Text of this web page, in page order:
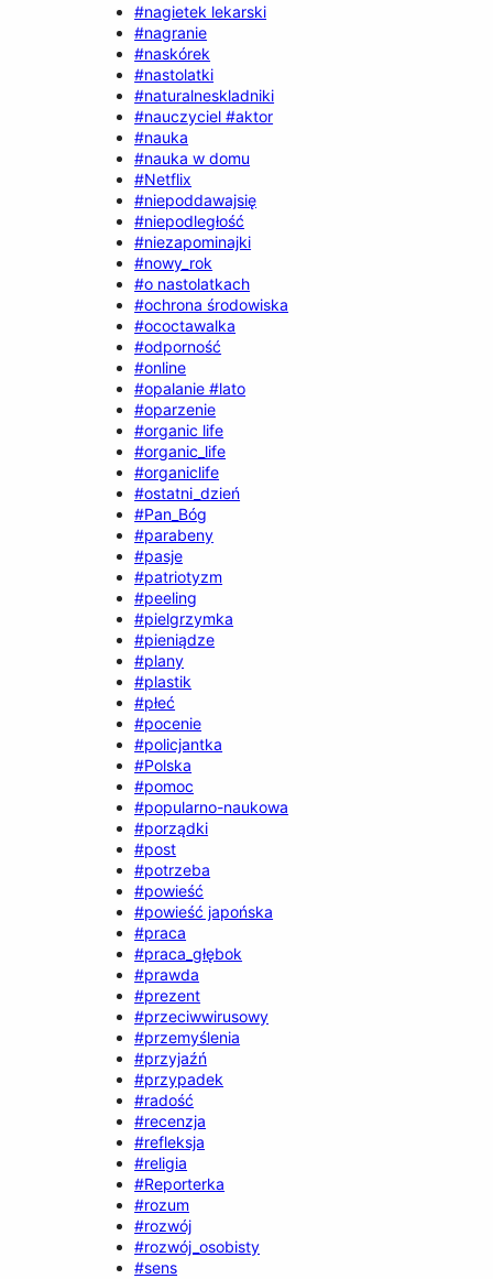
#nagietek lekarski
#nagranie
#naskórek
#nastolatki
#naturalneskladniki
#nauczyciel #aktor
#nauka
#nauka w domu
#Netflix
#niepoddawajsię
#niepodległość
#niezapominajki
#nowy_rok
#o nastolatkach
#ochrona środowiska
#ococtawalka
#odporność
#online
#opalanie #lato
#oparzenie
#organic life
#organic_life
#organiclife
#ostatni_dzień
#Pan_Bóg
#parabeny
#pasje
#patriotyzm
#peeling
#pielgrzymka
#pieniądze
#plany
#plastik
#płeć
#pocenie
#policjantka
#Polska
#pomoc
#popularno-naukowa
#porządki
#post
#potrzeba
#powieść
#powieść japońska
#praca
#praca_głębok
#prawda
#prezent
#przeciwwirusowy
#przemyślenia
#przyjaźń
#przypadek
#radość
#recenzja
#refleksja
#religia
#Reporterka
#rozum
#rozwój
#rozwój_osobisty
#sens